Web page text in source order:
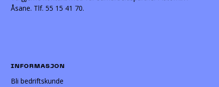
Åsane. Tlf. 55 15 41 70.
INFORMASJON
Bli bedriftskunde